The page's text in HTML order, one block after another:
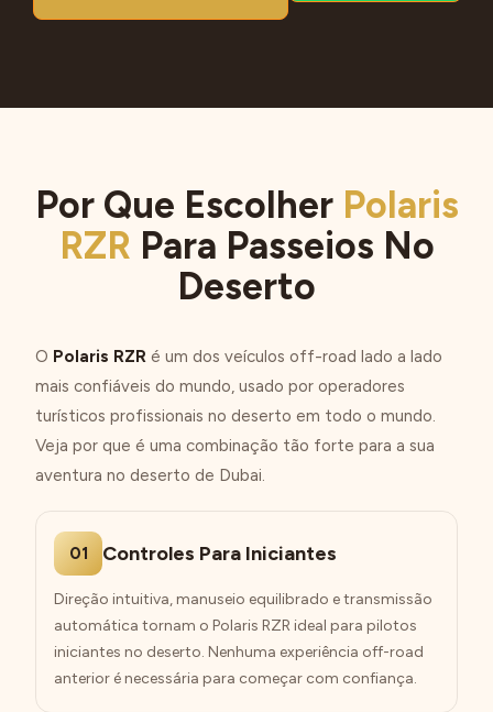
Por Que Escolher Polaris
RZR Para Passeios No
Deserto
O Polaris RZR é um dos veículos off-road lado a lado
mais confiáveis ​​do mundo, usado por operadores
turísticos profissionais no deserto em todo o mundo.
Veja por que é uma combinação tão forte para a sua
aventura no deserto de Dubai.
01 Controles Para Iniciantes
Direção intuitiva, manuseio equilibrado e transmissão
automática tornam o Polaris RZR ideal para pilotos
iniciantes no deserto. Nenhuma experiência off-road
anterior é necessária para começar com confiança.